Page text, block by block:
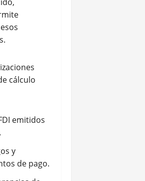
cálculo
emitidos
y
de pago.